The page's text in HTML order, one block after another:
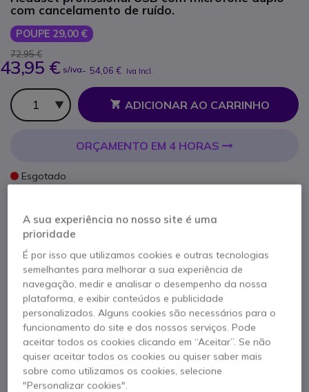
com cancelamento de ruído.
POUPE 29,00 €
72,95 €
43,95 € s/iva- 54,06 € Iva Incl.
Qtd
ADICIONAR AO CARRINHO
ORÇAMENTO EM 4 HORAS
Esgotado
Características principais
Microfone duplo:Voz clara
USB-C/A:Compatibilidade ampla
A sua experiência no nosso site é uma
prioridade
É por isso que utilizamos cookies e outras tecnologias
semelhantes para melhorar a sua experiência de
navegação, medir e analisar o desempenho da nossa
plataforma, e exibir conteúdos e publicidade
personalizados. Alguns cookies são necessários para o
funcionamento do site e dos nossos serviços. Pode
aceitar todos os cookies clicando em “Aceitar”. Se não
quiser aceitar todos os cookies ou quiser saber mais
sobre como utilizamos os cookies, selecione
"Personalizar cookies".